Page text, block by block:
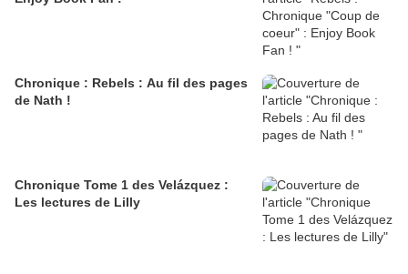
Chronique : Rebels : Au fil des pages
de Nath !
Chronique Tome 1 des Velázquez :
Les lectures de Lilly